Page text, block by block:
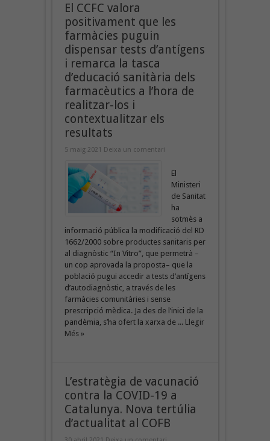
El CCFC valora
positivament que les
farmàcies puguin
dispensar tests d’antígens
i remarca la tasca
d’educació sanitària dels
farmacèutics a l’hora de
realitzar-los i
contextualitzar els
resultats
5 maig 2021 Deixa un comentari
El
Ministeri
de Sanitat
ha
sotmès a
informació pública la modificació del RD
1662/2000 sobre productes sanitaris per
al diagnòstic “In Vitro”, que permetrà –
un cop aprovada la proposta– que la
població pugui accedir a tests d’antígens
d’autodiagnòstic, a través de les
farmàcies comunitàries i sense
prescripció mèdica. Ja des de l’inici de la
pandèmia, s’ha ofert la xarxa de ... Llegir
Més »
L’estratègia de vacunació
contra la COVID-19 a
Catalunya. Nova tertúlia
d’actualitat al COFB